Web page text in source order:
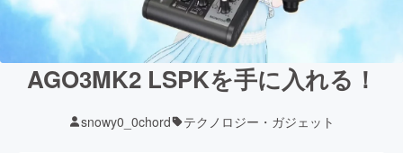
AGO3MK2 LSPKを手に入れる！
snowy0_0chord テクノロジー・ガジェット